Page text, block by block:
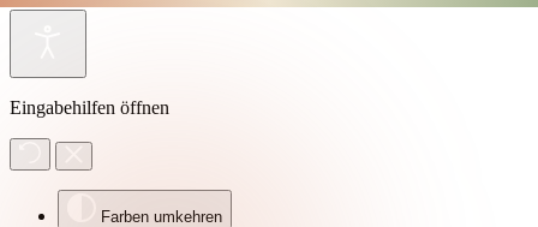
Eingabehilfen öffnen
Farben umkehren